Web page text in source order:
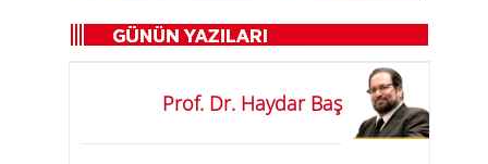
Prof. Dr. Haydar Baş